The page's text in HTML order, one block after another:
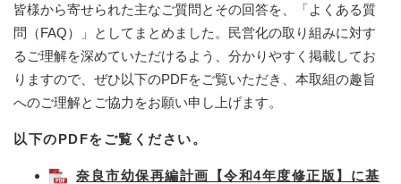
皆様から寄せられた主なご質問とその回答を、「よくある質
問（FAQ）」としてまとめました。民営化の取り組みに対す
るご理解を深めていただけるよう、分かりやすく掲載してお
りますので、ぜひ以下のPDFをご覧いただき、本取組の趣旨
へのご理解とご協力をお願い申し上げます。
以下のPDFをご覧ください。
奈良市幼保再編計画【令和4年度修正版】に基